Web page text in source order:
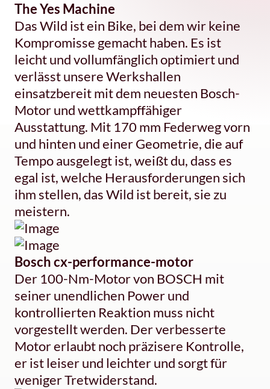
The Yes Machine
Das Wild ist ein Bike, bei dem wir keine
Kompromisse gemacht haben. Es ist
leicht und vollumfänglich optimiert und
verlässt unsere Werkshallen
einsatzbereit mit dem neuesten Bosch-
Motor und wettkampffähiger
Ausstattung. Mit 170 mm Federweg vorn
und hinten und einer Geometrie, die auf
Tempo ausgelegt ist, weißt du, dass es
egal ist, welche Herausforderungen sich
ihm stellen, das Wild ist bereit, sie zu
meistern.
Bosch cx-performance-motor
Der 100-Nm-Motor von BOSCH mit
seiner unendlichen Power und
kontrollierten Reaktion muss nicht
vorgestellt werden. Der verbesserte
Motor erlaubt noch präzisere Kontrolle,
er ist leiser und leichter und sorgt für
weniger Tretwiderstand.